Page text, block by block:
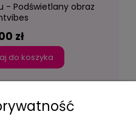
- Podświetlany obraz
zł
do koszyka